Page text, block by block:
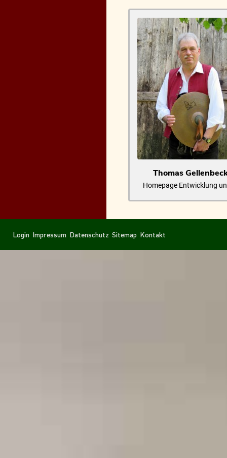
Thomas
Homepage Entwicklung
Navigation
überspringen
Login Impressum Datenschutz Navigation
überspringen
Sitemap Kontakt